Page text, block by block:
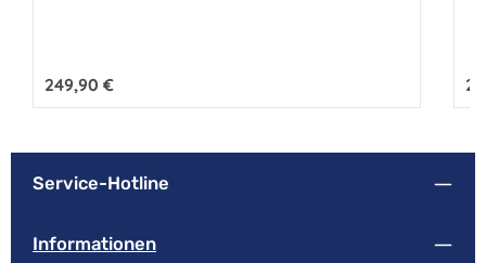
Regulärer Preis:
249,90 €
Service-Hotline
Informationen